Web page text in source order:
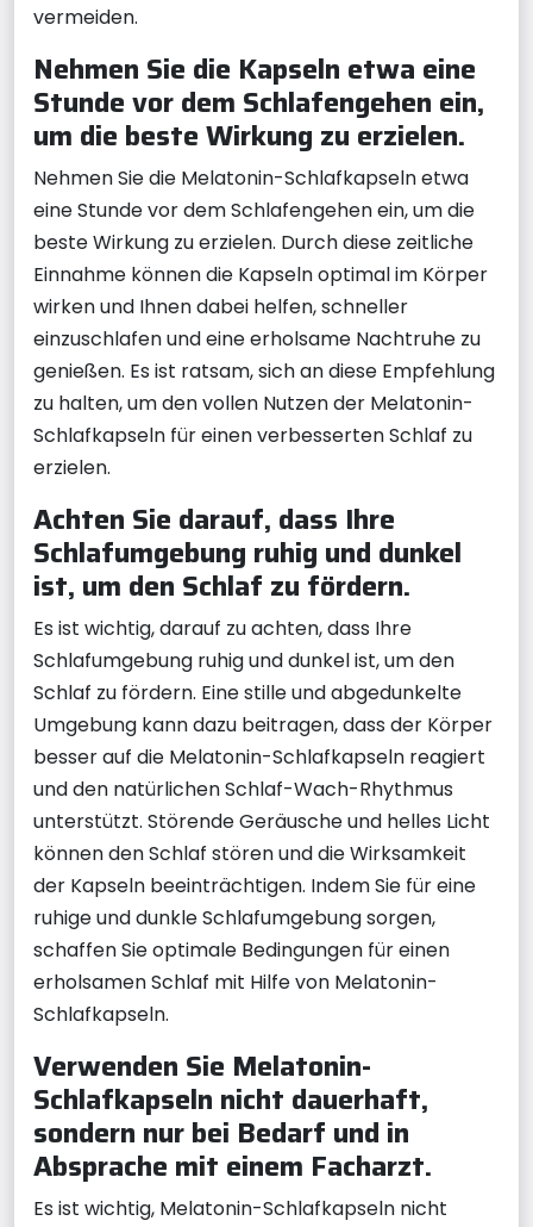
vermeiden.
Nehmen Sie die Kapseln etwa eine
Stunde vor dem Schlafengehen ein,
um die beste Wirkung zu erzielen.
Nehmen Sie die Melatonin-Schlafkapseln etwa
eine Stunde vor dem Schlafengehen ein, um die
beste Wirkung zu erzielen. Durch diese zeitliche
Einnahme können die Kapseln optimal im Körper
wirken und Ihnen dabei helfen, schneller
einzuschlafen und eine erholsame Nachtruhe zu
genießen. Es ist ratsam, sich an diese Empfehlung
zu halten, um den vollen Nutzen der Melatonin-
Schlafkapseln für einen verbesserten Schlaf zu
erzielen.
Achten Sie darauf, dass Ihre
Schlafumgebung ruhig und dunkel
ist, um den Schlaf zu fördern.
Es ist wichtig, darauf zu achten, dass Ihre
Schlafumgebung ruhig und dunkel ist, um den
Schlaf zu fördern. Eine stille und abgedunkelte
Umgebung kann dazu beitragen, dass der Körper
besser auf die Melatonin-Schlafkapseln reagiert
und den natürlichen Schlaf-Wach-Rhythmus
unterstützt. Störende Geräusche und helles Licht
können den Schlaf stören und die Wirksamkeit
der Kapseln beeinträchtigen. Indem Sie für eine
ruhige und dunkle Schlafumgebung sorgen,
schaffen Sie optimale Bedingungen für einen
erholsamen Schlaf mit Hilfe von Melatonin-
Schlafkapseln.
Verwenden Sie Melatonin-
Schlafkapseln nicht dauerhaft,
sondern nur bei Bedarf und in
Absprache mit einem Facharzt.
Es ist wichtig, Melatonin-Schlafkapseln nicht